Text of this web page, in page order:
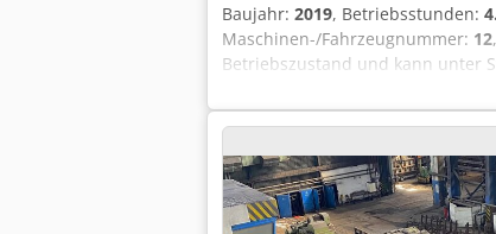
Baujahr: 2019, Betriebsstunden:
Maschinen-/Fahrzeugnummer: 12
Betriebszustand und kann unter
Arbeitsbereich: Ø 20 – Ø 80 mm
Stahltyp Stahlsorten:
Umdrehungen des
(Dreieck- und Langmesser)
vertikale Rollen mit
Drehkopf mit 4 Messern -